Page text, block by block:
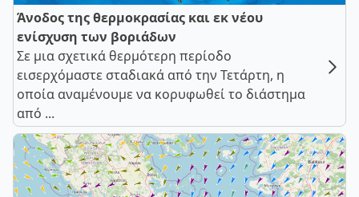
Άνοδος της θερμοκρασίας και εκ νέου
ενίσχυση των βοριάδων
Σε μια σχετικά θερμότερη περίοδο
εισερχόμαστε σταδιακά από την Τετάρτη, η
οποία αναμένουμε να κορυφωθεί το διάστημα
από ...